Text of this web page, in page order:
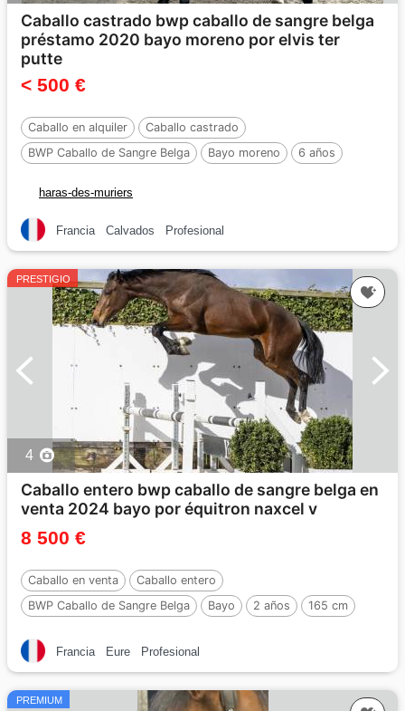
Caballo castrado bwp caballo de sangre belga
préstamo 2020 bayo moreno por elvis ter
putte
< 500 €
Caballo en alquiler
Caballo castrado
BWP Caballo de Sangre Belga
Bayo moreno
6 años
haras-des-muriers
Francia Calvados Profesional
PRESTIGIO
4
Caballo entero bwp caballo de sangre belga en
venta 2024 bayo por équitron naxcel v
8 500 €
Caballo en venta
Caballo entero
BWP Caballo de Sangre Belga
Bayo 2 años
165 cm
Francia
Eure Profesional
PREMIUM